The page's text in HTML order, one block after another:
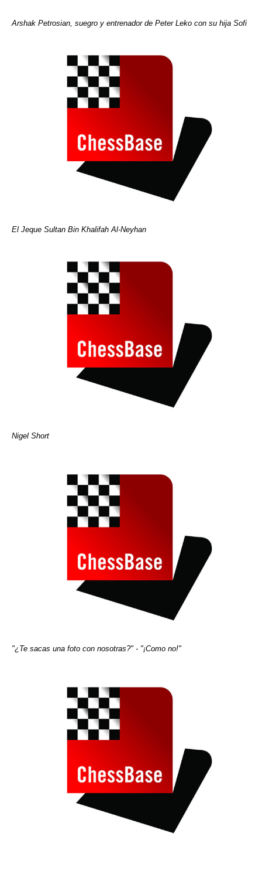
Arshak Petrosian, suegro y entrenador de Peter Leko con su hija Sofi
El Jeque Sultan Bin Khalifah Al-Neyhan
Nigel Short
"¿Te sacas una foto con nosotras?" - "¡Como no!"